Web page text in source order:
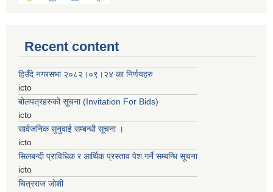
Recent content
हिउँदे नगरसभा २०८२।०९।२४ का निर्णयहरु
icto
बोलपत्रहरुको सूचना (Invitation For Bids)
icto
सार्वजनिक सुनुवाई सम्बन्धी सूचना ।
icto
सिलबन्दी प्राविधिक र आर्थिक प्रस्ताव पेश गर्ने सम्बन्धि सूचना
icto
चित्रराज जोशी